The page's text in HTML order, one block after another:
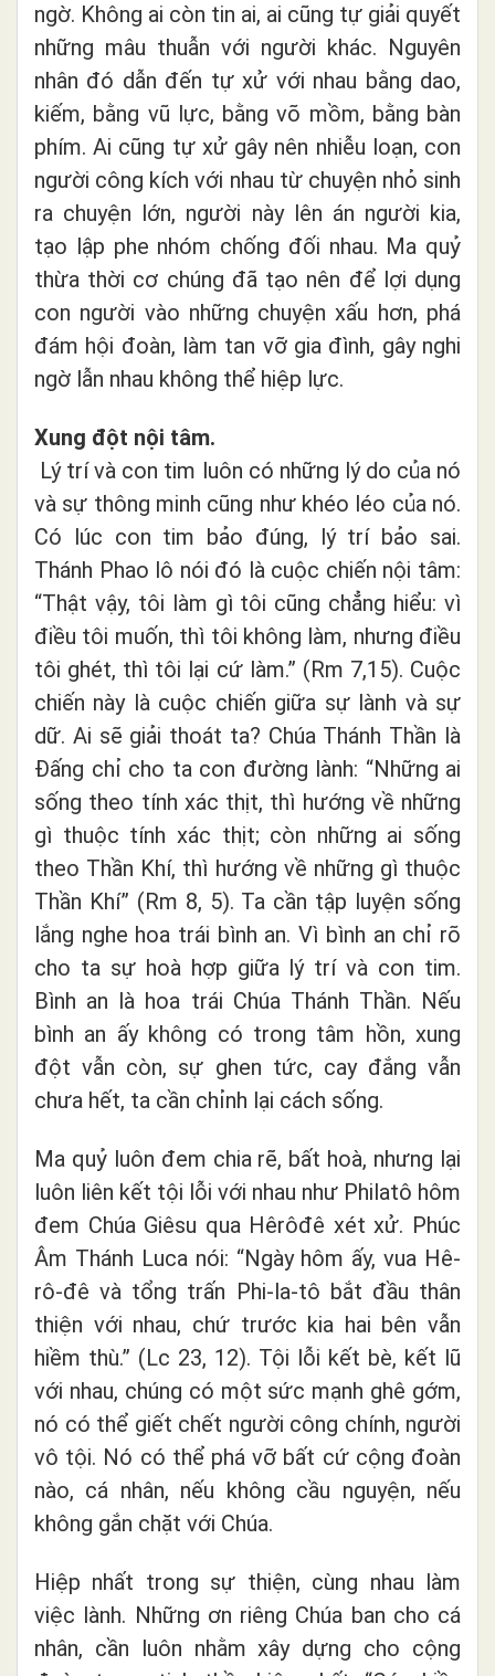
ngờ. Không ai còn tin ai, ai cũng tự giải quyết
những mâu thuẫn với người khác. Nguyên
nhân đó dẫn đến tự xử với nhau bằng dao,
kiếm, bằng vũ lực, bằng võ mồm, bằng bàn
phím. Ai cũng tự xử gây nên nhiễu loạn, con
người công kích với nhau từ chuyện nhỏ sinh
ra chuyện lớn, người này lên án người kia,
tạo lập phe nhóm chống đối nhau. Ma quỷ
thừa thời cơ chúng đã tạo nên để lợi dụng
con người vào những chuyện xấu hơn, phá
đám hội đoàn, làm tan vỡ gia đình, gây nghi
ngờ lẫn nhau không thể hiệp lực.
Xung đột nội tâm.
Lý trí và con tim luôn có những lý do của nó
và sự thông minh cũng như khéo léo của nó.
Có lúc con tim bảo đúng, lý trí bảo sai.
Thánh Phao lô nói đó là cuộc chiến nội tâm:
“Thật vậy, tôi làm gì tôi cũng chẳng hiểu: vì
điều tôi muốn, thì tôi không làm, nhưng điều
tôi ghét, thì tôi lại cứ làm.” (Rm 7,15). Cuộc
chiến này là cuộc chiến giữa sự lành và sự
dữ. Ai sẽ giải thoát ta? Chúa Thánh Thần là
Đấng chỉ cho ta con đường lành: “Những ai
sống theo tính xác thịt, thì hướng về những
gì thuộc tính xác thịt; còn những ai sống
theo Thần Khí, thì hướng về những gì thuộc
Thần Khí” (Rm 8, 5). Ta cần tập luyện sống
lắng nghe hoa trái bình an. Vì bình an chỉ rõ
cho ta sự hoà hợp giữa lý trí và con tim.
Bình an là hoa trái Chúa Thánh Thần. Nếu
bình an ấy không có trong tâm hồn, xung
đột vẫn còn, sự ghen tức, cay đắng vẫn
chưa hết, ta cần chỉnh lại cách sống.
Ma quỷ luôn đem chia rẽ, bất hoà, nhưng lại
luôn liên kết tội lỗi với nhau như Philatô hôm
đem Chúa Giêsu qua Hêrôđê xét xử. Phúc
Âm Thánh Luca nói: “Ngày hôm ấy, vua Hê-
rô-đê và tổng trấn Phi-la-tô bắt đầu thân
thiện với nhau, chứ trước kia hai bên vẫn
hiềm thù.” (Lc 23, 12). Tội lỗi kết bè, kết lũ
với nhau, chúng có một sức mạnh ghê gớm,
nó có thể giết chết người công chính, người
vô tội. Nó có thể phá vỡ bất cứ cộng đoàn
nào, cá nhân, nếu không cầu nguyện, nếu
không gắn chặt với Chúa.
Hiệp nhất trong sự thiện, cùng nhau làm
việc lành. Những ơn riêng Chúa ban cho cá
nhân, cần luôn nhằm xây dựng cho cộng